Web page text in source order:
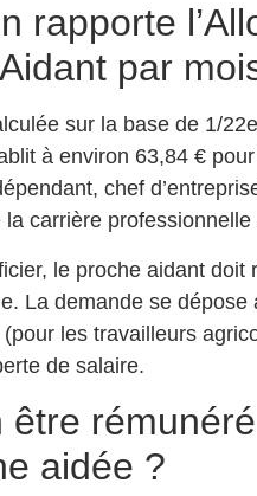
rapporte
par
sur la base de 1/
à environ 63,84 €
chef
la carrière
le proche aidant
La demande se dépose
(pour les travailleurs
de salaire.
être
aidée ?